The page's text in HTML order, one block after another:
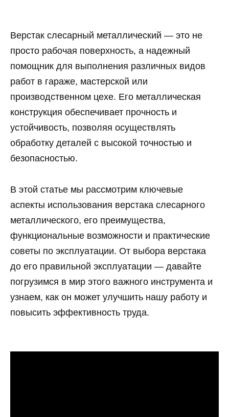
Верстак слесарный металлический — это не
просто рабочая поверхность, а надежный
помощник для выполнения различных видов
работ в гараже, мастерской или
производственном цехе. Его металлическая
конструкция обеспечивает прочность и
устойчивость, позволяя осуществлять
обработку деталей с высокой точностью и
безопасностью.
В этой статье мы рассмотрим ключевые
аспекты использования верстака слесарного
металлического, его преимущества,
функциональные возможности и практические
советы по эксплуатации. От выбора верстака
до его правильной эксплуатации — давайте
погрузимся в мир этого важного инструмента и
узнаем, как он может улучшить нашу работу и
повысить эффективность труда.